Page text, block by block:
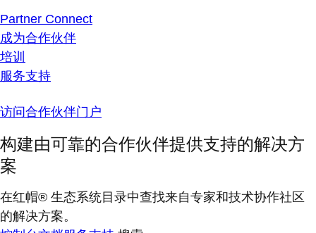
Partner Connect
成为合作伙伴
培训
服务支持
访问合作伙伴门户
构建由可靠的合作伙伴提供支持的解决方
案
在红帽® 生态系统目录中查找来自专家和技术协作社区
的解决方案。